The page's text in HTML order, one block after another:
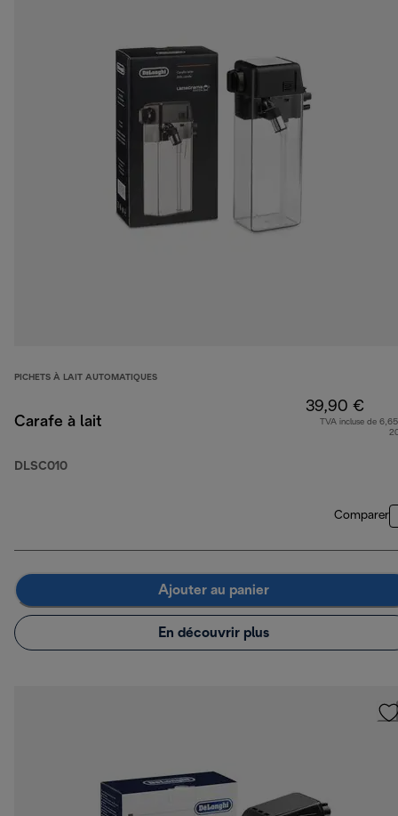
PICHETS À LAIT AUTOMATIQUES
Carafe à lait
DLSC010
39,90 €
TVA incluse de
Comparer
Ajouter au panier
En découvrir plus